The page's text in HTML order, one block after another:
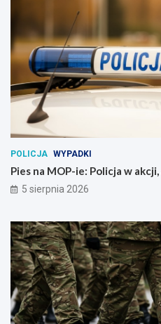
POLICJA WYPADKI
Pies na MOP-ie: Policja w
5 sierpnia 2026